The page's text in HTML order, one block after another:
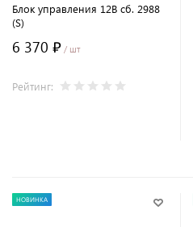
Блок управления 12В сб. 2988
(S)
6 370 ₽ / шт
Рейтинг:
НОВИНКА